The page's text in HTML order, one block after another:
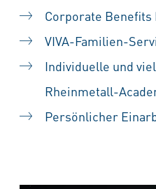
Corporate
VIVA-Familien-
Individuelle und
Rheinmetall-
Persönlicher